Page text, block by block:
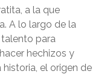
a la que
A lo largo de la
para
hechizos y
el origen de